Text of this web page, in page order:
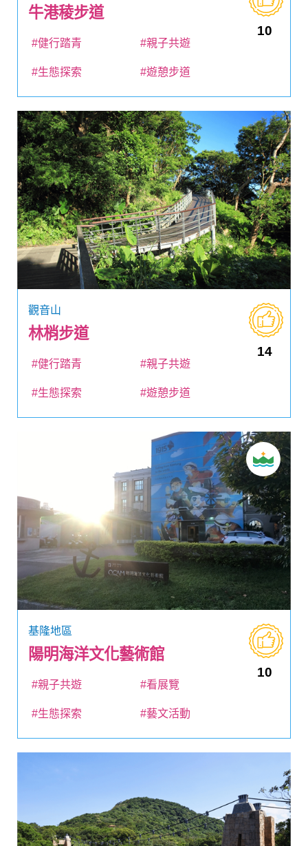
牛港稜步道
10
#健行踏青 #親子共遊
#生態探索 #遊憩步道
觀音山
林梢步道
14
#健行踏青 #親子共遊
#生態探索 #遊憩步道
基隆地區
陽明海洋文化藝術館
10
#親子共遊 #看展覽
#生態探索 #藝文活動